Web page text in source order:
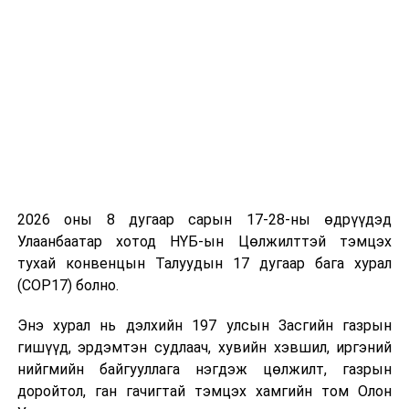
наядтөгрөгийн зардлыг бууруулж, Монголын талын
ирээдүйд хүртэх өгөөжийг 4 тэрбум доллар буюу 13
орчим их наяд төгрөгөөр нэмэгдүүлэх боломж
бүрдлээ. Төслийн үр өгөөжийг цаашдаа ч
нэмэгдүүлэхээр хөрөнгө оруулагч талтай тасралтгүй
хамтран ажиллаж үр дүн гаргана” гэдэгт итгэлтэй
байгаагаа Ерөнхий сайд Н.Учрал илэрхийллээ.
2026 оны 8 дугаар сарын 17-28-ны өдрүүдэд
Улаанбаатар хотод НҮБ-ын Цөлжилттэй тэмцэх
тухай конвенцын Талуудын 17 дугаар бага хурал
(COP17) болно.
Энэ хурал нь дэлхийн 197 улсын Засгийн газрын
гишүүд, эрдэмтэн судлаач, хувийн хэвшил, иргэний
нийгмийн байгууллага нэгдэж цөлжилт, газрын
доройтол, ган гачигтай тэмцэх хамгийн том Олон